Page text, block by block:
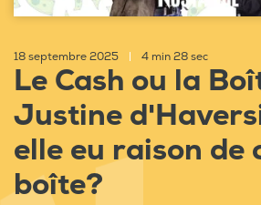
18 septembre 2025 4 min 28 sec
Le Cash ou la
Justine
elle eu raison de
boîte?